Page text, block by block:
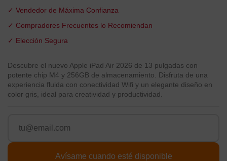
✓ Vendedor de Máxima Confianza
✓ Compradores Frecuentes lo Recomiendan
✓ Elección Segura
Descubre el nuevo Apple iPad Air 2026 de 13 pulgadas con
potente chip M4 y 256GB de almacenamiento. Disfruta de una
experiencia fluida con conectividad Wifi y un elegante diseño en
color gris, ideal para creatividad y productividad.